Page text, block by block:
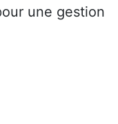
une gestion